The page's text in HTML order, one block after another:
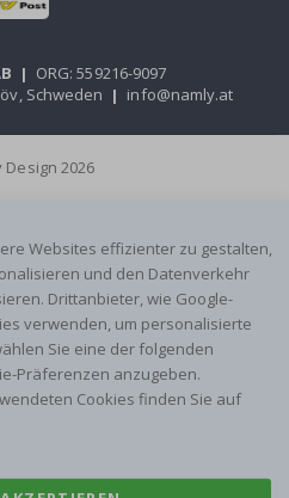
| ORG: 559216-9097
Schweden | info@namly.at
2026
Websites effizienter zu gestalten,
und den Datenverkehr
Drittanbieter, wie Google-
verwenden, um personalisierte
Sie eine der folgenden
Präferenzen anzugeben.
Cookies finden Sie auf